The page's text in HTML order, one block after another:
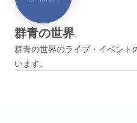
群青の世界
群青の世界のライブ・イベント
います。